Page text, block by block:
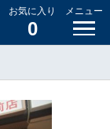
お気に入り
0
メニュー